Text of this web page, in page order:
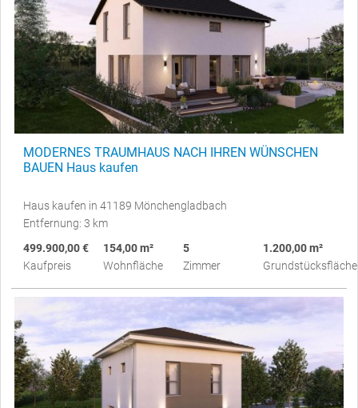
MODERNES TRAUMHAUS NACH IHREN WÜNSCHEN
BAUEN Haus kaufen
Haus kaufen in 41189 Mönchengladbach
Entfernung: 3 km
499.900,00 €
Kaufpreis
154,00 m²
Wohnfläche
5
Zimmer
1.200,00 m²
Grundstücksfläche